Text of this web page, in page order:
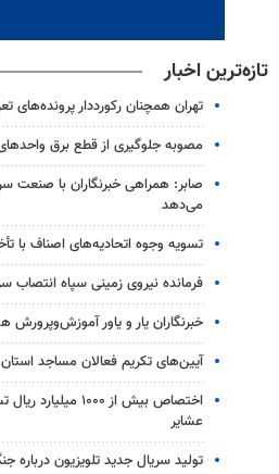
تازه‌ترین اخبار
تهران همچنان رکورددار پرونده‌های
مصوبه جلوگیری از قطع برق
صابر: همراهی خبرنگاران با صنعت
می‌دهد
تسویه وجوه اتحادیه‌های اصناف با
فرمانده نیروی زمینی سپاه
خبرنگاران یار و یاور آموزش‌وپرورش
آیین‌های تکریم فعالان مساجد استان
اختصاص بیش از
عشایر
تولید سریال جدید تلویزیون